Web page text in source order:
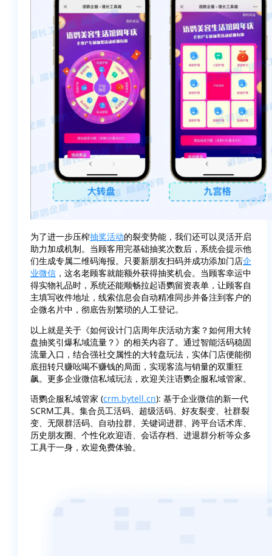
为了进一步压榨抽奖活动的裂变势能，我们还可以灵活开启
助力加成机制。当顾客用完基础抽奖次数后，系统会提示他
们生成专属二维码海报。只要新朋友扫码并成功添加门店企
业微信 ，这名老顾客就能额外获得抽奖机会。当顾客幸运中
得实物礼品时，系统还能顺畅拉起语鹦留资表单，让顾客自
主填写收件地址，线索信息会自动精准同步并备注到客户的
企微名片中，彻底告别繁琐的人工登记。
以上就是关于《如何设计门店周年庆活动方案？如何用大转
盘抽奖引爆私域流量？》的相关内容了。通过智能活码稳固
流量入口，结合强社交属性的大转盘玩法，实体门店便能彻
底扭转只赚吆喝不赚钱的局面，实现客流与销量的双重狂
飙。更多企业微信私域玩法，欢迎关注语鹦企服私域管家。
语鹦企服私域管家 (crm.bytell.cn): 基于企业微信的新一代
SCRM工具。集合员工活码、超级活码、好友裂变、社群裂
变、无限群活码、自动拉群、关键词进群、跨平台话术库、
历史朋友圈、个性化欢迎语、会话存档、进退群分析等众多
工具于一身，欢迎免费体验。